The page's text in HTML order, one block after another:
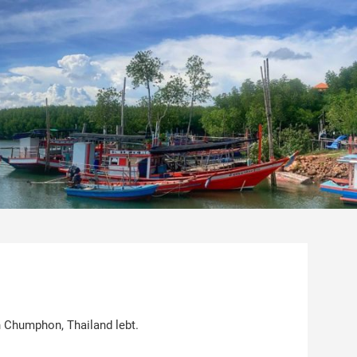
Thailand lebt.